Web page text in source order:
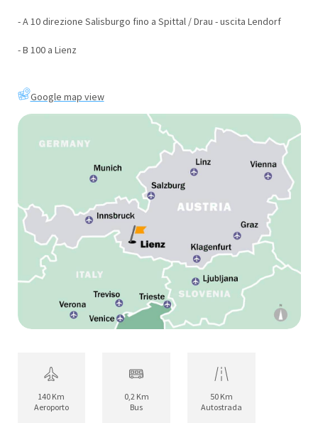
Google map view
- A 10 direzione Salisburgo fino a Spittal / Drau - uscita Lendorf
- B 100 a Lienz
140 Km
Aeroporto
0,2 Km
Bus
50 Km
Autostrada